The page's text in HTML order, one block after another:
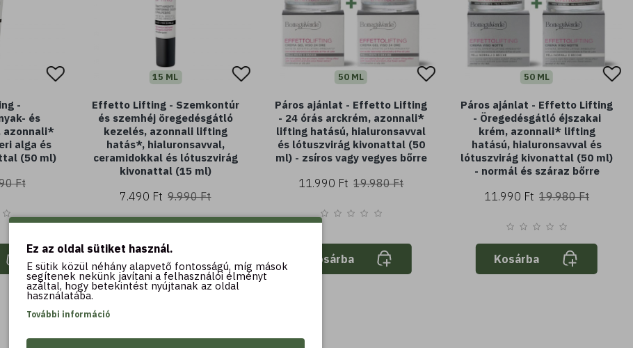
-
és
azonnali*
alga és
(50 ml)
Ft
15 ML
Effetto Lifting - Szemkontúr
és szemhéj öregedésgátló
kezelés, azonnali lifting
hatás*, hialuronsavval,
ceramidokkal és lótuszvirág
kivonattal (15 ml)
7.490 Ft 9.990 Ft
Kosárba
50 ML
Páros ajánlat - Effetto Lifting
- 24 órás arckrém, azonnali*
lifting hatású, hialuronsavval
és lótuszvirág kivonattal (50
ml) - zsíros vagy vegyes bőrre
11.990 Ft 19.980 Ft
Kosárba
50 ML
Páros ajánlat - Effetto Lifting
- Öregedésgátló éjszakai
krém, azonnali* lifting
hatású, hialuronsavval és
lótuszvirág kivonattal (50 ml)
- normál és száraz bőrre
11.990 Ft 19.980 Ft
Kosárba
Ez az oldal sütiket használ.
E sütik közül néhány alapvető fontosságú, míg mások
segítenek nekünk javítani a felhasználói élményt
azáltal, hogy betekintést nyújtanak az oldal
használatába.
További információ